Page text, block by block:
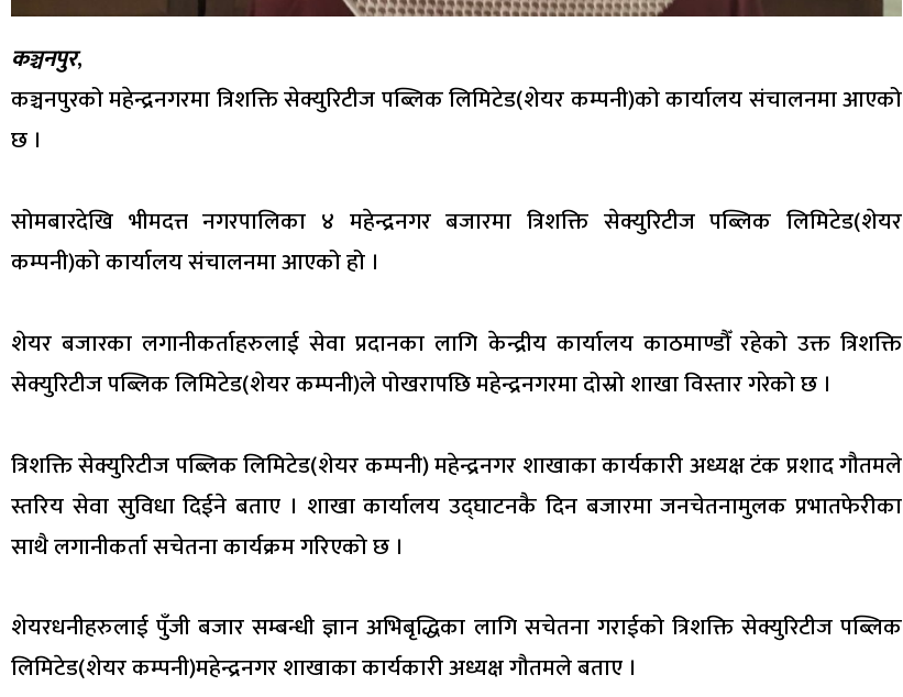
कञ्चनपुर,
कञ्चनपुरको महेन्द्रनगरमा त्रिशक्ति सेक्युरिटीज पब्लिक लिमिटेड(शेयर कम्पनी)को कार्यालय संचालनमा आएको
छ ।
सोमबारदेखि भीमदत्त नगरपालिका ४ महेन्द्रनगर बजारमा त्रिशक्ति सेक्युरिटीज पब्लिक लिमिटेड(शेयर
कम्पनी)को कार्यालय संचालनमा आएको हो ।
शेयर बजारका लगानीकर्ताहरुलाई सेवा प्रदानका लागि केन्द्रीय कार्यालय काठमाण्डौँ रहेको उक्त त्रिशक्ति
सेक्युरिटीज पब्लिक लिमिटेड(शेयर कम्पनी)ले पोखरापछि महेन्द्रनगरमा दोस्रो शाखा विस्तार गरेको छ ।
त्रिशक्ति सेक्युरिटीज पब्लिक लिमिटेड(शेयर कम्पनी) महेन्द्रनगर शाखाका कार्यकारी अध्यक्ष टंक प्रशाद गौतमले
स्तरिय सेवा सुविधा दिईने बताए । शाखा कार्यालय उद्घाटनकै दिन बजारमा जनचेतनामुलक प्रभातफेरीका
साथै लगानीकर्ता सचेतना कार्यक्रम गरिएको छ ।
शेयरधनीहरुलाई पुँजी बजार सम्बन्धी ज्ञान अभिबृद्धिका लागि सचेतना गराईको त्रिशक्ति सेक्युरिटीज पब्लिक
लिमिटेड(शेयर कम्पनी)महेन्द्रनगर शाखाका कार्यकारी अध्यक्ष गौतमले बताए ।